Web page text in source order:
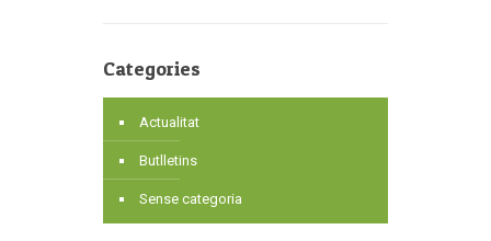
Categories
Actualitat
Butlletins
Sense categoria